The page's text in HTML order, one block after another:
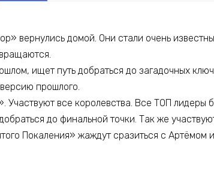
вернулись домой. Они стали очень
ищет путь добраться до загадочных
прошлого.
все королевства. Все ТОП лидеры
до финальной точки. Так же
Покаления» жаждут сразиться с Артёмом